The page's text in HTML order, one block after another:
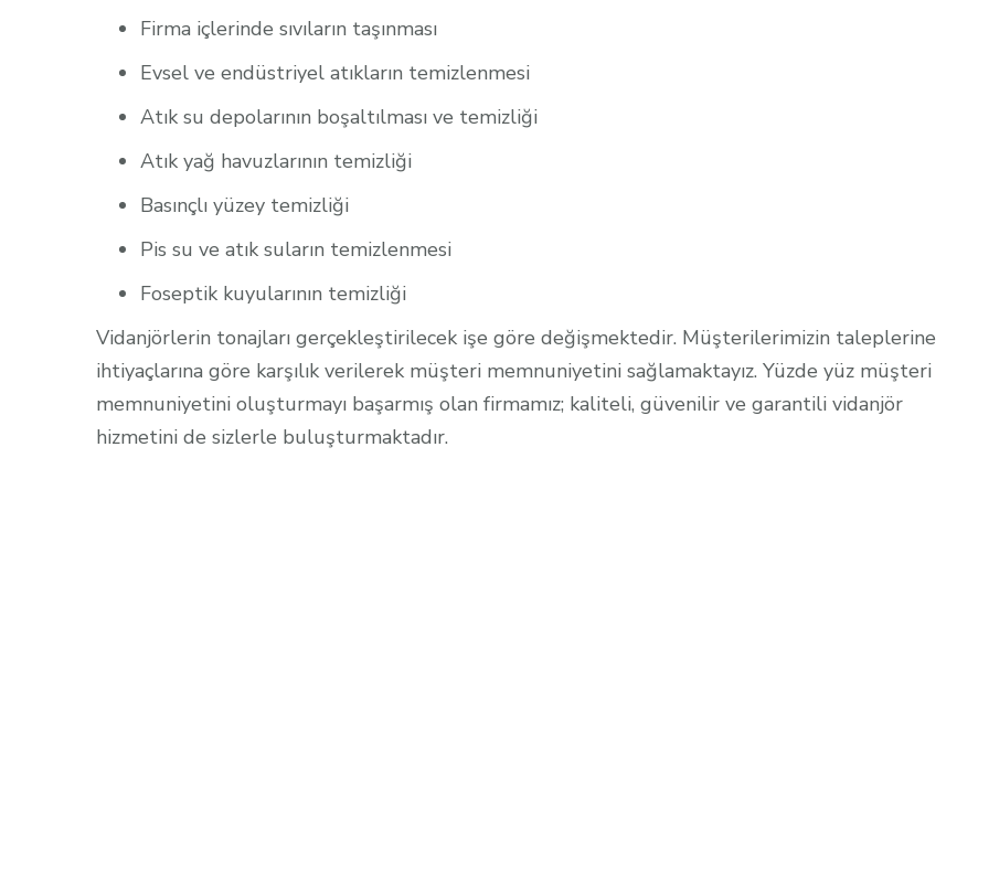
Firma içlerinde sıvıların taşınması
Evsel ve endüstriyel atıkların temizlenmesi
Atık su depolarının boşaltılması ve temizliği
Atık yağ havuzlarının temizliği
Basınçlı yüzey temizliği
Pis su ve atık suların temizlenmesi
Foseptik kuyularının temizliği
Vidanjörlerin tonajları gerçekleştirilecek işe göre değişmektedir. Müşterilerimizin taleplerine
ihtiyaçlarına göre karşılık verilerek müşteri memnuniyetini sağlamaktayız. Yüzde yüz müşteri
memnuniyetini oluşturmayı başarmış olan firmamız; kaliteli, güvenilir ve garantili vidanjör
hizmetini de sizlerle buluşturmaktadır.
Hizmetler
Kuka ve Kombine Hizmeti
Vidanjor Hizmeti